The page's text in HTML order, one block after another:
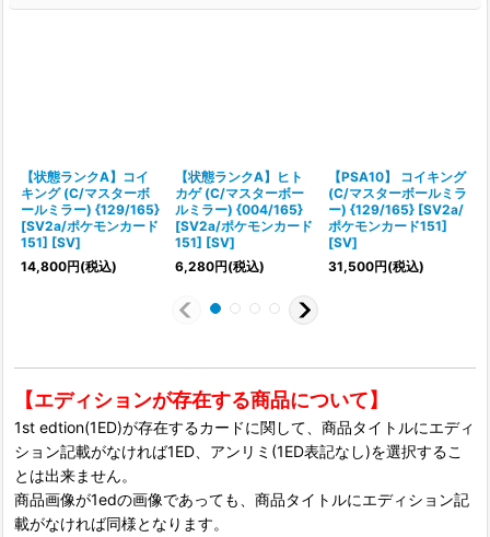
【状態ランクA】コイ
キング (C/マスターボ
ールミラー) {129/165}
[SV2a/ポケモンカード
151] [SV]
14,800円(税込)
【状態ランクA】ヒト
カゲ (C/マスターボー
ルミラー) {004/165}
[SV2a/ポケモンカード
151] [SV]
6,280円(税込)
【PSA10】 コイキング
(C/マスターボールミラ
ー) {129/165} [SV2a/
ポケモンカード151]
[SV]
31,500円(税込)
【エディションが存在する商品について】
1st edtion(1ED)が存在するカードに関して、商品タイトルにエディ
ション記載がなければ1ED、アンリミ(1ED表記なし)を選択するこ
とは出来ません。
商品画像が1edの画像であっても、商品タイトルにエディション記
載がなければ同様となります。